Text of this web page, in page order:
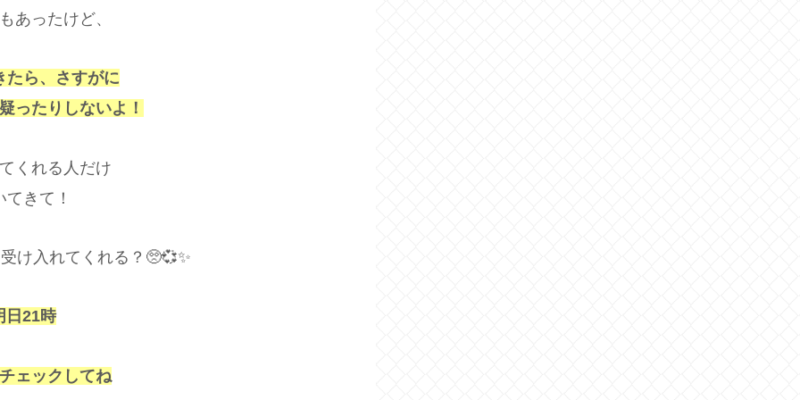
あったけど、
たら、さすがに
ったりしないよ！
くれる人だけ
てきて！
け入れてくれる？🥺💞✨
日21時
ェックしてね